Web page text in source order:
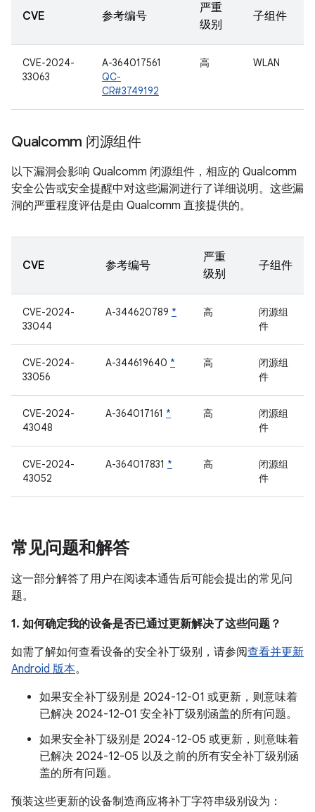
CVE 参考编号
严重
级别
子组件
CVE-2024-
33063
A-364017561
QC-
CR#3749192
高 WLAN
Qualcomm 闭源组件
以下漏洞会影响 Qualcomm 闭源组件，相应的 Qualcomm
安全公告或安全提醒中对这些漏洞进行了详细说明。这些漏
洞的严重程度评估是由 Qualcomm 直接提供的。
CVE 参考编号
严重
级别
子组件
CVE-2024-
33044
A-344620789 * 高
闭源组
件
CVE-2024-
33056
A-344619640 * 高
闭源组
件
CVE-2024-
43048
A-364017161 * 高
闭源组
件
CVE-2024-
43052
A-364017831 * 高
闭源组
件
常见问题和解答
这一部分解答了用户在阅读本通告后可能会提出的常见问
题。
1. 如何确定我的设备是否已通过更新解决了这些问题？
如需了解如何查看设备的安全补丁级别，请参阅查看并更新
Android 版本。
如果安全补丁级别是 2024-12-01 或更新，则意味着
已解决 2024-12-01 安全补丁级别涵盖的所有问题。
如果安全补丁级别是 2024-12-05 或更新，则意味着
已解决 2024-12-05 以及之前的所有安全补丁级别涵
盖的所有问题。
预装这些更新的设备制造商应将补丁字符串级别设为：